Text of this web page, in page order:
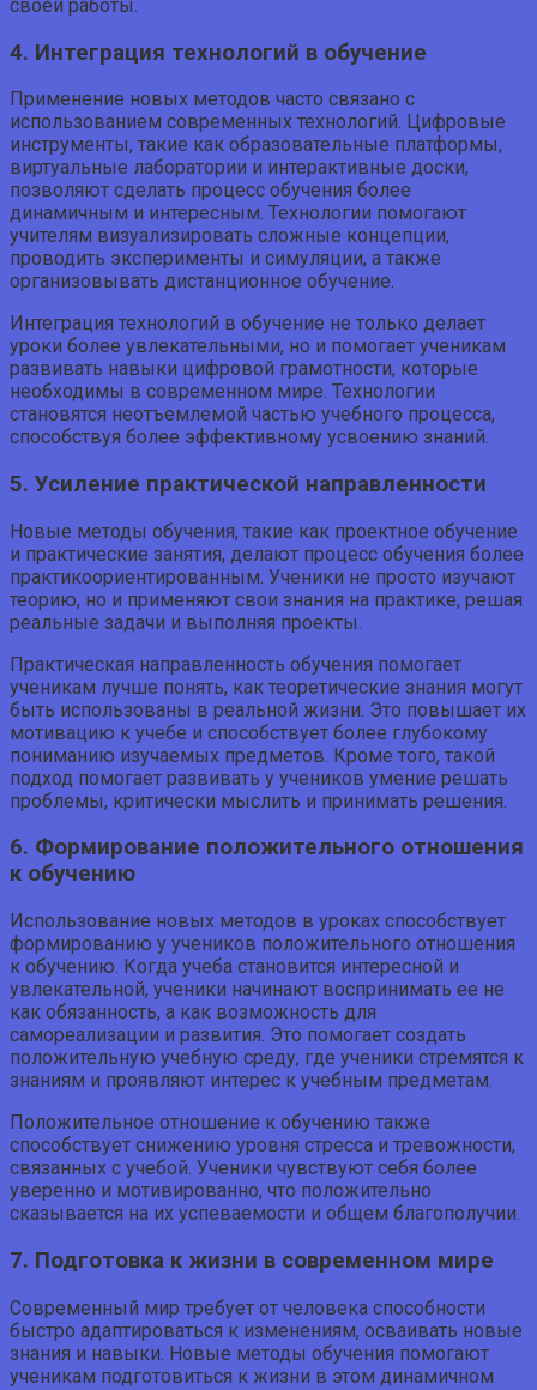
своей работы.
4. Интеграция технологий в обучение
Применение новых методов часто связано с
использованием современных технологий. Цифровые
инструменты, такие как образовательные платформы,
виртуальные лаборатории и интерактивные доски,
позволяют сделать процесс обучения более
динамичным и интересным. Технологии помогают
учителям визуализировать сложные концепции,
проводить эксперименты и симуляции, а также
организовывать дистанционное обучение.
Интеграция технологий в обучение не только делает
уроки более увлекательными, но и помогает ученикам
развивать навыки цифровой грамотности, которые
необходимы в современном мире. Технологии
становятся неотъемлемой частью учебного процесса,
способствуя более эффективному усвоению знаний.
5. Усиление практической направленности
Новые методы обучения, такие как проектное обучение
и практические занятия, делают процесс обучения более
практикоориентированным. Ученики не просто изучают
теорию, но и применяют свои знания на практике, решая
реальные задачи и выполняя проекты.
Практическая направленность обучения помогает
ученикам лучше понять, как теоретические знания могут
быть использованы в реальной жизни. Это повышает их
мотивацию к учебе и способствует более глубокому
пониманию изучаемых предметов. Кроме того, такой
подход помогает развивать у учеников умение решать
проблемы, критически мыслить и принимать решения.
6. Формирование положительного отношения
к обучению
Использование новых методов в уроках способствует
формированию у учеников положительного отношения
к обучению. Когда учеба становится интересной и
увлекательной, ученики начинают воспринимать ее не
как обязанность, а как возможность для
самореализации и развития. Это помогает создать
положительную учебную среду, где ученики стремятся к
знаниям и проявляют интерес к учебным предметам.
Положительное отношение к обучению также
способствует снижению уровня стресса и тревожности,
связанных с учебой. Ученики чувствуют себя более
уверенно и мотивированно, что положительно
сказывается на их успеваемости и общем благополучии.
7. Подготовка к жизни в современном мире
Современный мир требует от человека способности
быстро адаптироваться к изменениям, осваивать новые
знания и навыки. Новые методы обучения помогают
ученикам подготовиться к жизни в этом динамичном